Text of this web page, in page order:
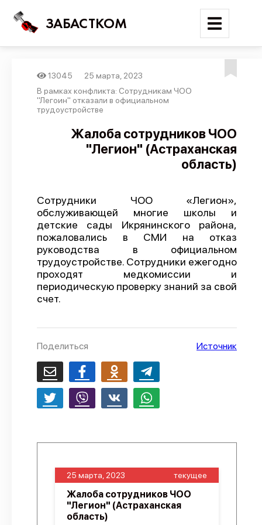
ЗАБАСТКОМ
Войти
Новости
Карта событий
Отчеты
Предложить публикацию
Справочник
API
О проекте
13045
25 марта, 2023
В рамках конфликта: Сотрудникам ЧОО
"Легоин" отказали в официальном
трудоустройстве
Жалоба сотрудников ЧОО
"Легион" (Астраханская
область)
Сотрудники ЧОО «Легион»,
обслуживающей многие школы и
детские сады Икрянинского района,
пожаловались в СМИ на отказ
руководства в официальном
трудоустройстве. Сотрудники ежегодно
проходят медкомиссии и
периодическую проверку знаний за свой
счет.
Поделиться Источник
25 марта, 2023 текущее
Жалоба сотрудников ЧОО
"Легион" (Астраханская
область)